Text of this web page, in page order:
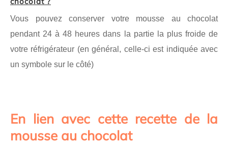
Vous pouvez conserver votre mousse au chocolat
pendant 24 à 48 heures dans la partie la plus froide de
votre réfrigérateur (en général, celle-ci est indiquée avec
un symbole sur le côté)
En lien avec cette recette de la
mousse au chocolat